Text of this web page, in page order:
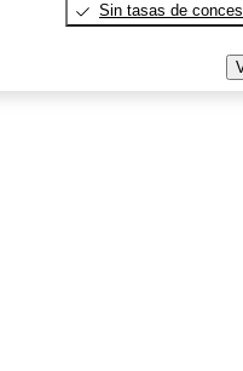
Sin tasas de